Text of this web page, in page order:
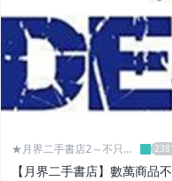
★月界二手書店2～不只是
【月界二手書店】數萬商品不